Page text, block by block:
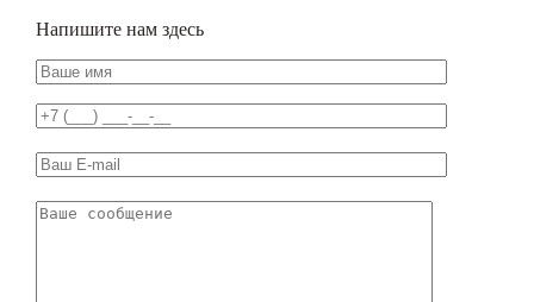
Напишите нам здесь